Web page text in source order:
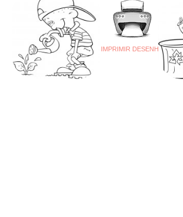
IMPRIMIR DESENHO